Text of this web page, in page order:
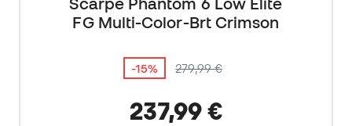
FG Multi-Color-Brt Crimson
-15% 279,99 €
237,99 €